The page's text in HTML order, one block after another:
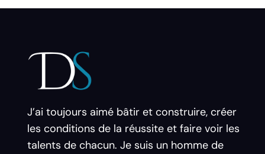
J’ai toujours aimé bâtir et construire, créer
les conditions de la réussite et faire voir les
talents de chacun. Je suis un homme de